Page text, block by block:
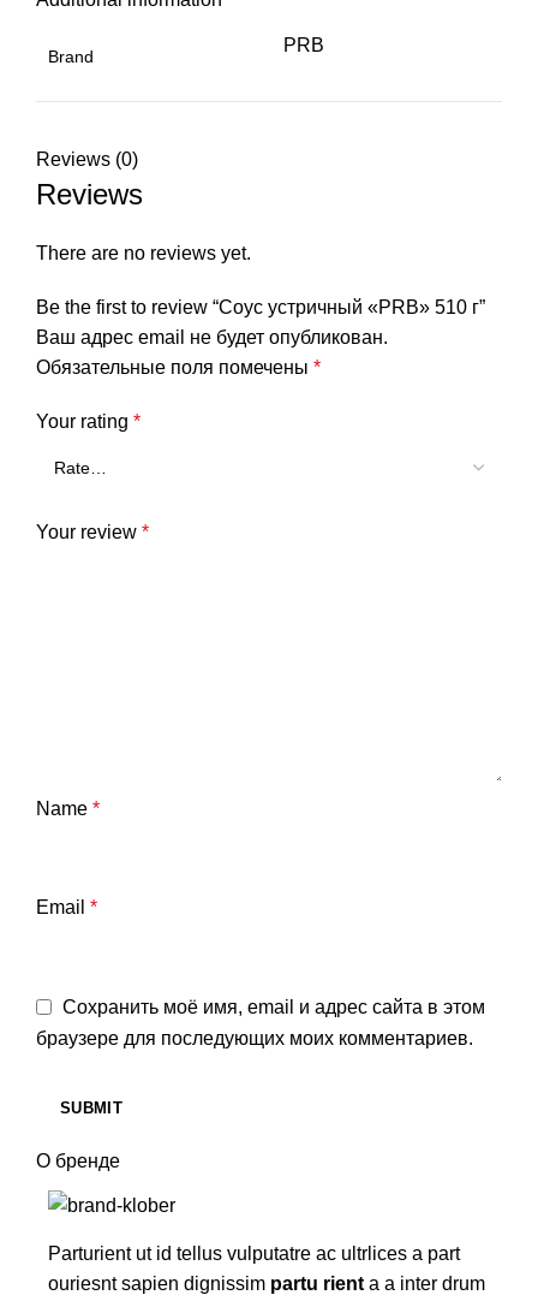
Brand
PRB
Reviews (0)
Reviews
There are no reviews yet.
Be the first to review “Соус устричный «PRB» 510 г”
Ваш адрес email не будет опубликован.
Обязательные поля помечены *
Your rating *
Your review *
Name *
Email *
Сохранить моё имя, email и адрес сайта в этом
браузере для последующих моих комментариев.
О бренде
Parturient ut id tellus vulputatre ac ultrlices a part
ouriesnt sapien dignissim partu rient a a inter drum